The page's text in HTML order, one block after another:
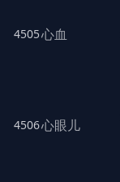
4505心血
4506心眼儿